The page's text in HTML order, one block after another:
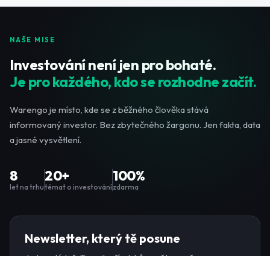
NAŠE MISE
Investování není jen pro bohaté.
Je pro každého, kdo se rozhodne začít.
Warengo je místo, kde se z běžného člověka stává
informovaný investor. Bez zbytečného žargonu. Jen fakta, data
a jasné vysvětlení.
8
let na trhu
20+
témat o investování
100%
zdarma
Newsletter, který tě posune